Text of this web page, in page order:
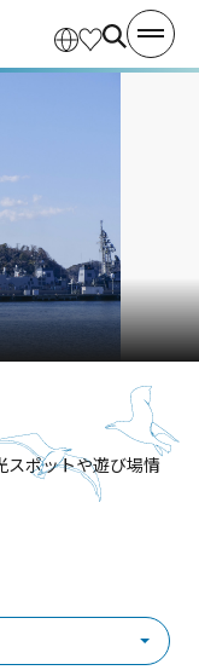
スポットや遊び場情